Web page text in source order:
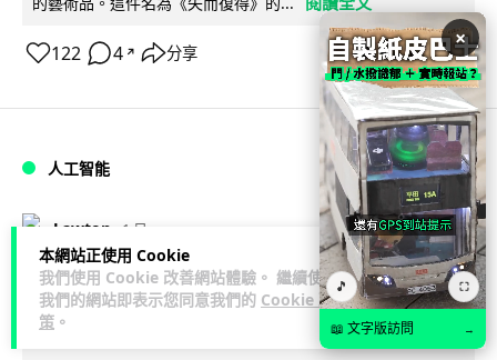
本網站正使用 Cookie
我們使用 Cookie 改善網站體驗。 繼續使用
我們的網站即表示您同意我們的 Cookie 政
策 。
122 4 ↗ 分享
人工智能
Lawton 1 日
AI 測試首度攻擊真人 Anthropic 模型
偽造身份施壓開發者
×
🎵 ⛶
📖 文字版訪問 →